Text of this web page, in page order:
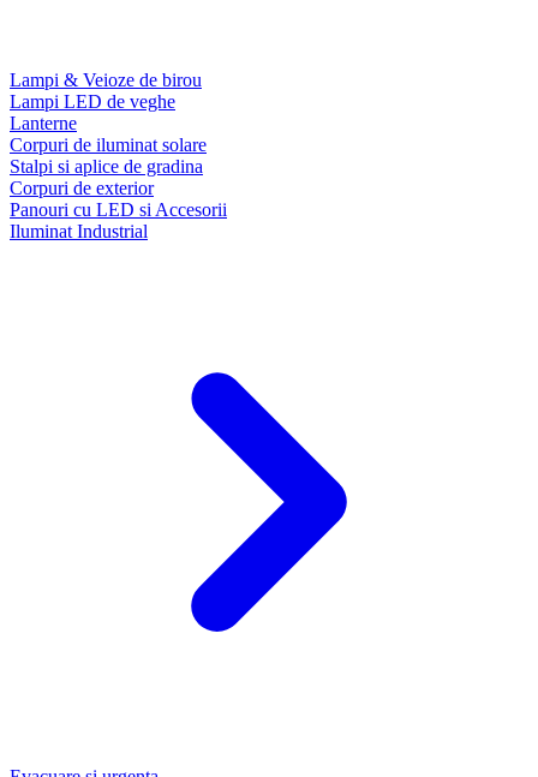
Lampi & Veioze de birou
Lampi LED de veghe
Lanterne
Corpuri de iluminat solare
Stalpi si aplice de gradina
Corpuri de exterior
Panouri cu LED si Accesorii
Iluminat Industrial